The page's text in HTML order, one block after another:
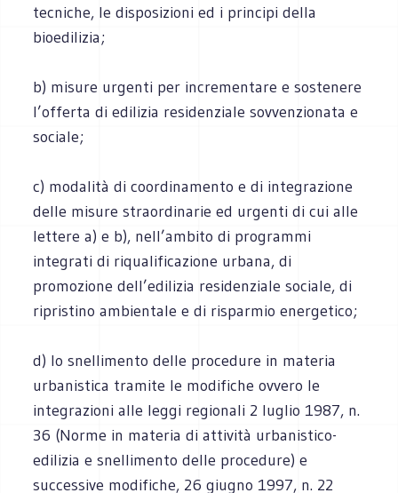
tecniche, le disposizioni ed i principi della
bioedilizia;
b) misure urgenti per incrementare e sostenere
l’offerta di edilizia residenziale sovvenzionata e
sociale;
c) modalità di coordinamento e di integrazione
delle misure straordinarie ed urgenti di cui alle
lettere a) e b), nell’ambito di programmi
integrati di riqualificazione urbana, di
promozione dell’edilizia residenziale sociale, di
ripristino ambientale e di risparmio energetico;
d) lo snellimento delle procedure in materia
urbanistica tramite le modifiche ovvero le
integrazioni alle leggi regionali 2 luglio 1987, n.
36 (Norme in materia di attività urbanistico-
edilizia e snellimento delle procedure) e
successive modifiche, 26 giugno 1997, n. 22